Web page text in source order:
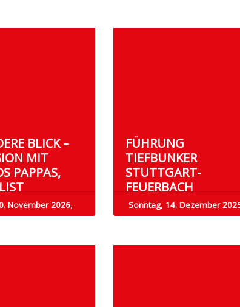
BLICK –
MIT
PAPPAS,
November 2026,
FÜHRUNG
TIEFBUNKER
STUTTGART-
FEUERBACH
Sonntag, 14. Dezember